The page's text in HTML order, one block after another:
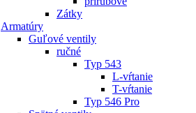
Zátky
Armatúry
Guľové ventily
ručné
Typ 543
L-vŕtanie
T-vŕtanie
Typ 546 Pro